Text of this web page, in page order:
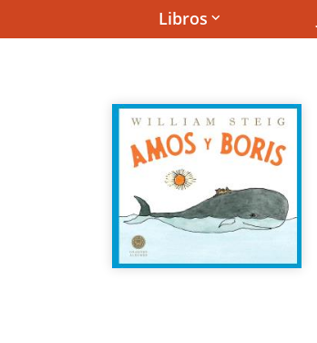
Libros keyboard_arrow_down